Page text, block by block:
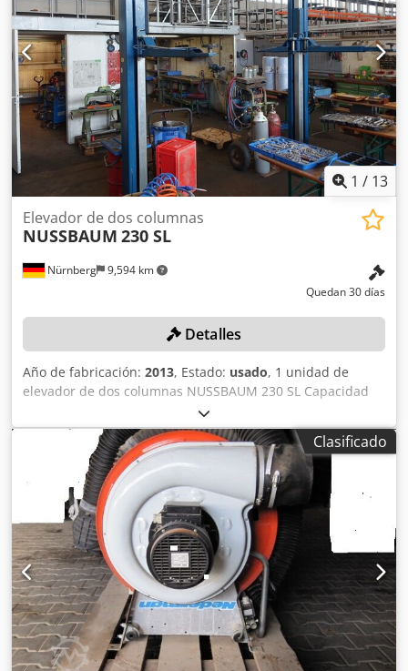
1 / 13
Nürnberg 9,594 km
Elevador de dos columnas
NUSSBAUM 230 SL
Quedan 30 días
Detalles
Año de fabricación: 2013, Estado: usado, 1 unidad de
elevador de dos columnas NUSSBAUM 230 SL Capacidad
de carga: 3000 kg, número de serie 348709, desmontaje
realizado por el cliente Color: como se muestra en las
imágenes, según las fotos y la inspección Año de
fabricación: 2013 Estado: usado Dodpfx Aqezqatcolswa
Clasificado